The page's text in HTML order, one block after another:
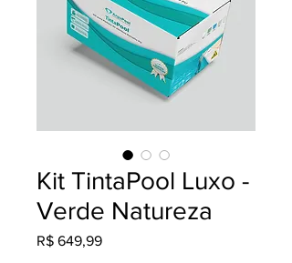
Kit TintaPool Luxo -
Verde Natureza
R$ 649,99Preço